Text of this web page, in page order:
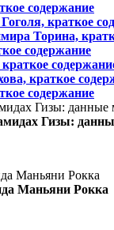
содержание
краткое
Торина,
содержание
краткое
содержание
Гизы:
Маньяни Рокка